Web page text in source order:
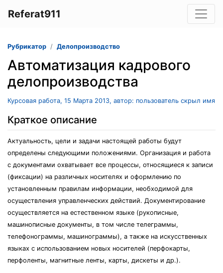
Referat911
Рубрикатор Делопроизводство
Автоматизация кадрового
делопроизводства
Курсовая работа, 15 Марта 2013, автор: пользователь скрыл имя
Краткое описание
Актуальность, цели и задачи настоящей работы будут
определены следующими положениями. Организация и работа
с документами охватывает все процессы, относящиеся к записи
(фиксации) на различных носителях и оформлению по
установленным правилам информации, необходимой для
осуществления управленческих действий. Документирование
осуществляется на естественном языке (рукописные,
машинописные документы, в том числе телеграммы,
телефонограммы, машинограммы), а также на искусственных
языках с использованием новых носителей (перфокарты,
перфоленты, магнитные ленты, карты, дискеты и др.).